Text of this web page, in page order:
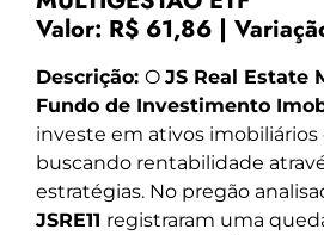
Valor: R$ 61,86 |
Descrição: O JS Real Estate
Fundo de Investimento
investe em ativos imobiliários
buscando rentabilidade
estratégias. No pregão
JSRE11 registraram uma